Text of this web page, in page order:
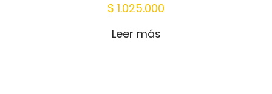
$ 1.025.000
Leer más